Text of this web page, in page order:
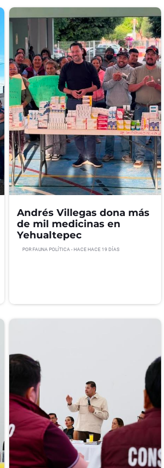
Andrés Villegas dona más
de mil medicinas en
Yehualtepec
POR FAUNA POLÍTICA - HACE HACE 19 DÍAS